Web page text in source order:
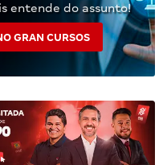
entende do assunto!
GRAN CURSOS